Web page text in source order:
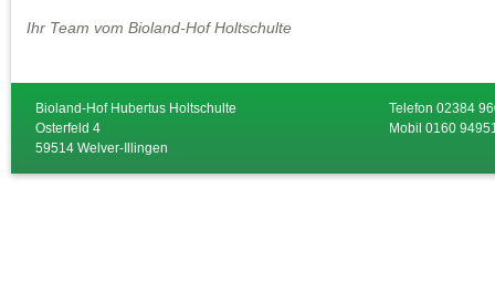
Ihr Team vom Bioland-Hof Holtschulte
Bioland-Hof Hubertus Holtschulte
Osterfeld 4
59514 Welver-Illingen
Telefon 02384
Mobil 0160